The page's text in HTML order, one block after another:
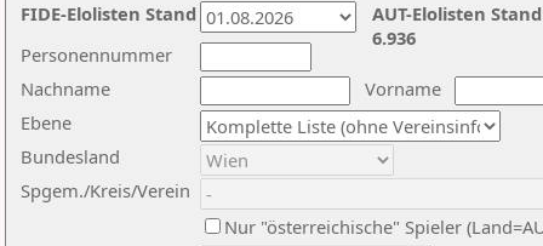
Nachname
Vorname
Ebene
Personennummer
Bundesland
Spgem./Kreis/Verein
Nur "österreichische" Spieler
AUT-Elolisten
6.936
FIDE-Elolisten Stand